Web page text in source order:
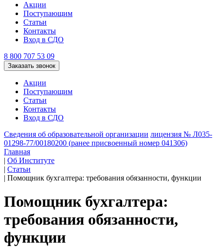
Акции
Поступающим
Статьи
Контакты
Вход в СДО
8 800 707 53 09
Заказать звонок
Акции
Поступающим
Статьи
Контакты
Вход в СДО
Сведения об образовательной организации лицензия № Л035-
01298-77/00180200 (ранее присвоенный номер 041306)
Главная
| Об Институте
| Статьи
| Помощник бухгалтера: требования обязанности, функции
Помощник бухгалтера:
требования обязанности,
функции